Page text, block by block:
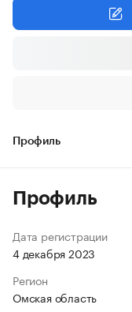
Профиль
Профиль
Дата регистрации
4 декабря 2023
Регион
Омская область